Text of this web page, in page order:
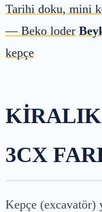
Tarihi doku, mini
— Beko loder
kepçe
KIRALIK
3CX
Kepçe (excavatör)